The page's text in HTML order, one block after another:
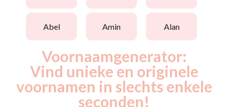
abel amin alan
Voornaamgenerator:
Vind unieke en originele
voornamen in slechts enkele
seconden!